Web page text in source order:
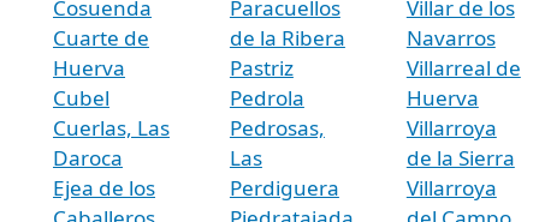
Cosuenda
Cuarte de
Huerva
Cubel
Cuerlas, Las
Daroca
Ejea de los
Paracuellos
de la Ribera
Pastriz
Pedrola
Pedrosas,
Las
Perdiguera
Villar de los
Navarros
Villarreal de
Huerva
Villarroya
de la Sierra
Villarroya